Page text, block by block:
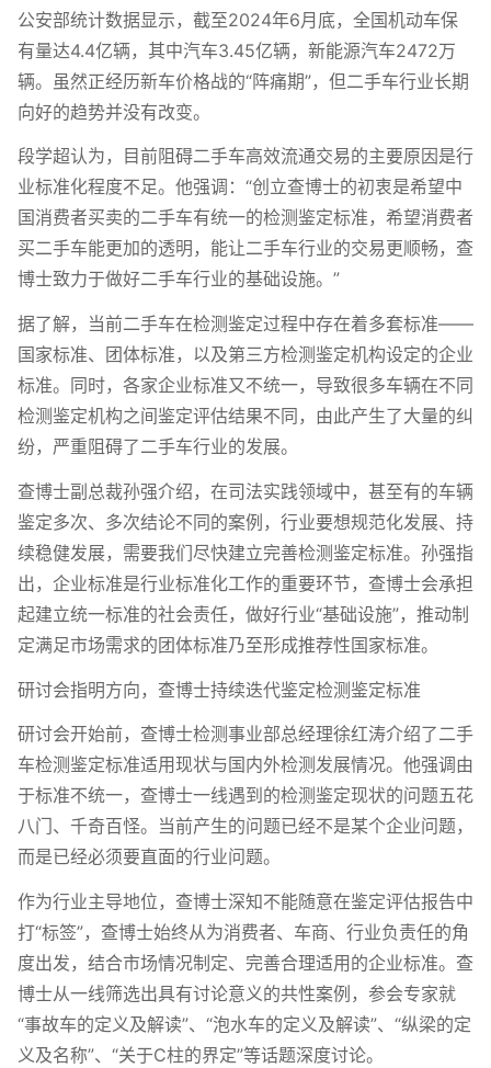
公安部统计数据显示，截至2024年6月底，全国机动车保
有量达4.4亿辆，其中汽车3.45亿辆，新能源汽车2472万
辆。虽然正经历新车价格战的“阵痛期”，但二手车行业长期
向好的趋势并没有改变。
段学超认为，目前阻碍二手车高效流通交易的主要原因是行
业标准化程度不足。他强调：“创立查博士的初衷是希望中
国消费者买卖的二手车有统一的检测鉴定标准，希望消费者
买二手车能更加的透明，能让二手车行业的交易更顺畅，查
博士致力于做好二手车行业的基础设施。”
据了解，当前二手车在检测鉴定过程中存在着多套标准——
国家标准、团体标准，以及第三方检测鉴定机构设定的企业
标准。同时，各家企业标准又不统一，导致很多车辆在不同
检测鉴定机构之间鉴定评估结果不同，由此产生了大量的纠
纷，严重阻碍了二手车行业的发展。
查博士副总裁孙强介绍，在司法实践领域中，甚至有的车辆
鉴定多次、多次结论不同的案例，行业要想规范化发展、持
续稳健发展，需要我们尽快建立完善检测鉴定标准。孙强指
出，企业标准是行业标准化工作的重要环节，查博士会承担
起建立统一标准的社会责任，做好行业“基础设施”，推动制
定满足市场需求的团体标准乃至形成推荐性国家标准。
研讨会指明方向，查博士持续迭代鉴定检测鉴定标准
研讨会开始前，查博士检测事业部总经理徐红涛介绍了二手
车检测鉴定标准适用现状与国内外检测发展情况。他强调由
于标准不统一，查博士一线遇到的检测鉴定现状的问题五花
八门、千奇百怪。当前产生的问题已经不是某个企业问题，
而是已经必须要直面的行业问题。
作为行业主导地位，查博士深知不能随意在鉴定评估报告中
打“标签”，查博士始终从为消费者、车商、行业负责任的角
度出发，结合市场情况制定、完善合理适用的企业标准。查
博士从一线筛选出具有讨论意义的共性案例，参会专家就
“事故车的定义及解读”、“泡水车的定义及解读”、“纵梁的定
义及名称”、“关于C柱的界定”等话题深度讨论。